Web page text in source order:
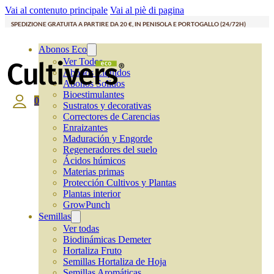
Vai al contenuto principale Vai al piè di pagina
SPEDIZIONE GRATUITA A PARTIRE DA 20 €, IN PENISOLA E PORTOGALLO (24/72H)
Abonos Eco
Ver Todos
Abonos Líquidos
Abonos Solidos
Bioestimulantes
Sustratos y decorativas
Correctores de Carencias
Enraizantes
Maduración y Engorde
Regeneradores del suelo
Ácidos húmicos
Materias primas
Protección Cultivos y Plantas
Plantas interior
GrowPunch
Semillas
Ver todas
Biodinámicas Demeter
Hortaliza Fruto
Semillas Hortaliza de Hoja
0